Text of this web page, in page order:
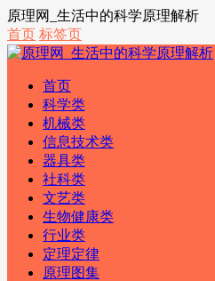
原理网_生活中的科学原理解析
首页 标签页
首页
科学类
机械类
信息技术类
器具类
社科类
文艺类
生物健康类
行业类
定理定律
原理图集